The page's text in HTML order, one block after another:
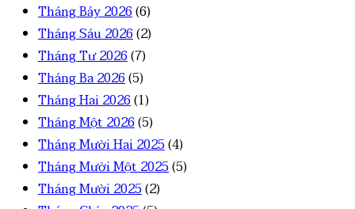
Tháng Bảy 2026(6)
Tháng Sáu 2026(2)
Tháng Tư 2026(7)
Tháng Ba 2026(5)
Tháng Hai 2026(1)
Tháng Một 2026(5)
Tháng Mười Hai 2025(4)
Tháng Mười Một 2025(5)
Tháng Mười 2025(2)